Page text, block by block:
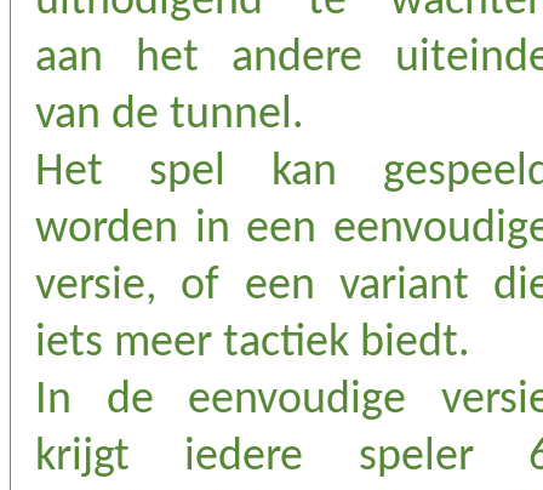
aan het andere
van de tunnel.
Het spel kan
worden in een
versie, of een variant
iets meer tactiek biedt.
In de eenvoudige
krijgt iedere speler